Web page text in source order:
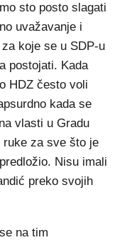
sto posto slagati
uvažavanje i
koje se u SDP-u
postojati. Kada
HDZ često voli
kada se
vlasti u Gradu
ruke za sve što je
Nisu imali
preko svojih
na tim